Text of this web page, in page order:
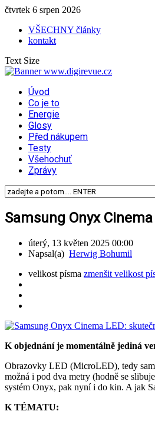
čtvrtek 6 srpen 2026
VŠECHNY články
kontakt
Text Size
Úvod
Co je to
Energie
Glosy
Před nákupem
Testy
Všehochuť
Zprávy
Samsung Onyx
úterý, 13 květen 2025 00:00
Napsal(a) Herwig Bohumil
velikost písma zmenšit velikost
K objednání je momentálně jediná
Obrazovky LED (MicroLED), tedy
možná i pod dva metry (hodně se
systém Onyx, pak nyní i do kin. A jak
K TÉMATU: